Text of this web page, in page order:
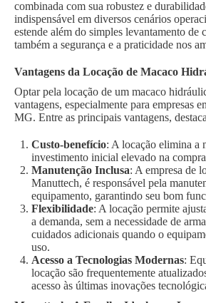
combinada com sua robustez e
indispensável em diversos cenários
estende além do simples levantamento de
também a segurança e a praticidade nos
Vantagens da Locação de Macaco
Optar pela locação de um macaco
vantagens, especialmente para empresas
MG. Entre as principais vantagens,
Custo-benefício: A locação elimina a
investimento inicial elevado na
Manutenção Inclusa: A empresa de
Manuttech, é responsável pela
equipamento, garantindo seu bom
Flexibilidade: A locação permite
a demanda, sem a necessidade de
cuidados adicionais quando o
uso.
Acesso a Tecnologias Modernas:
locação são frequentemente
acesso às últimas inovações